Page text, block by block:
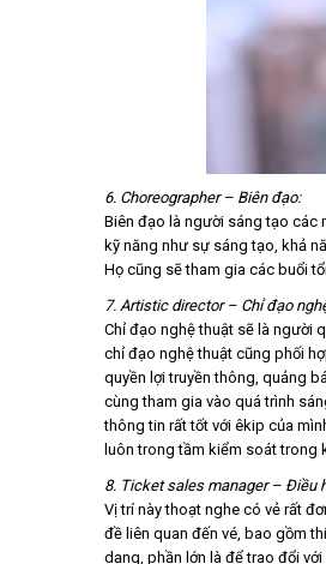
6. Choreographer – Biên đạo:
Biên đạo là người sáng tạo các
kỹ năng như sự sáng tạo, khả
Họ cũng sẽ tham gia các buổi
7. Artistic director – Chỉ đạo
Chỉ đạo nghệ thuật sẽ là người
chỉ đạo nghệ thuật cũng phối
quyền lợi truyền thông, quảng
cùng tham gia vào quá trình
thông tin rất tốt với êkip của
luôn trong tầm kiểm soát trong
8. Ticket sales manager – Điều
Vị trí này thoạt nghe có vẻ rất
đề liên quan đến vé, bao gồm
dạng, phần lớn là để trao đổi